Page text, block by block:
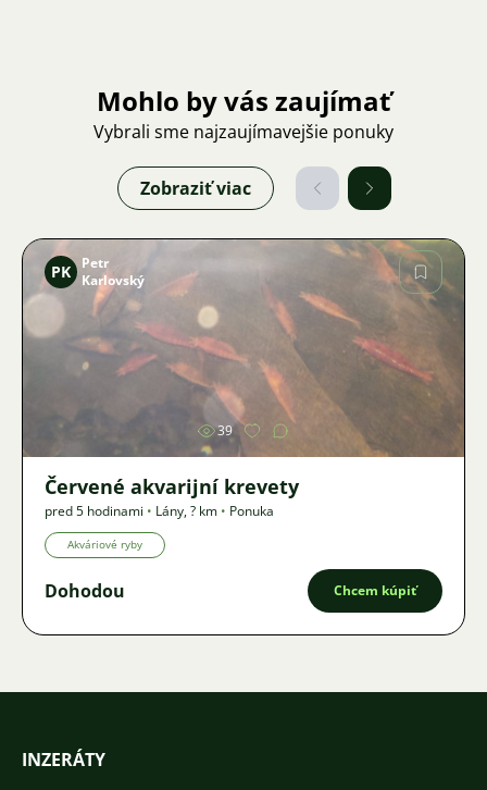
Mohlo by vás zaujímať
Vybrali sme najzaujímavejšie ponuky
Zobraziť viac
Obrázok
PK
Petr
Karlovský
39
Červené akvarijní krevety
pred 5 hodinami • Lány,? km • Ponuka
Akváriové ryby
Dohodou Chcem kúpiť
INZERÁTY